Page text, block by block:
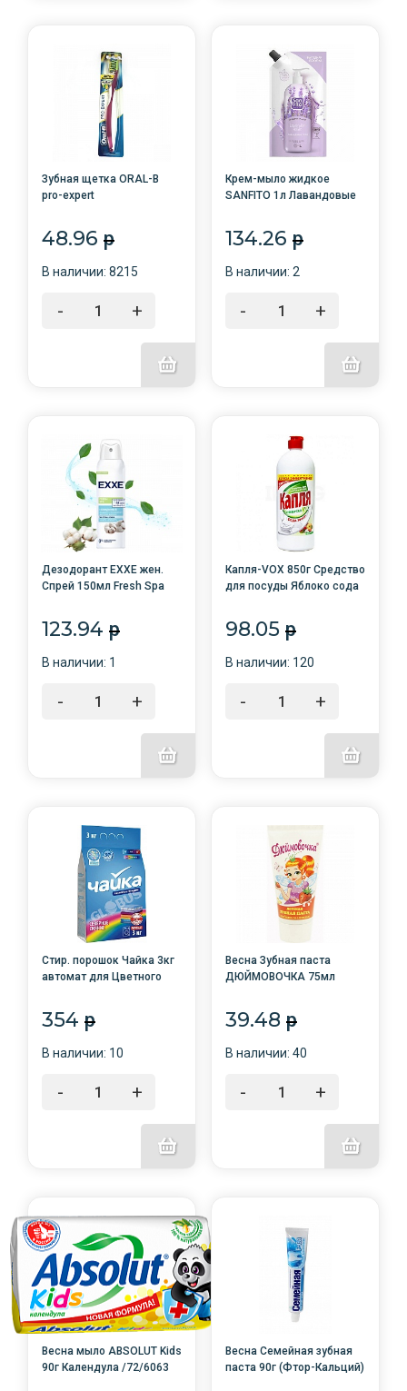
Зубная щетка ORAL-B
pro-expert
/12/96 АКЦИЯ
48.96 p
В наличии: 8215
- +
Крем-мыло жидкое
SANFITO 1л Лавандовые
АКЦИЯ
134.26 p
В наличии: 2
- +
Дезодорант EXXE жен.
Спрей 150мл Fresh Spa
Арвитекс
123.94 p
В наличии: 1
- +
Капля-VOX 850г Средство
для посуды Яблоко сода
98.05 p
В наличии: 120
- +
Стир. порошок Чайка 3кг
автомат для Цветного
354 p
В наличии: 10
- +
Весна Зубная паста
ДЮЙМОВОЧКА 75мл
/48/1828
39.48 p
В наличии: 40
- +
Весна мыло ABSOLUT Kids
90г Календула /72/6063
Весна Семейная зубная
паста 90г (Фтор-Кальций)